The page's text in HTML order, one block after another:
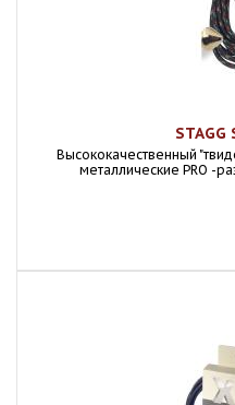
STAGG
Высококачественный
металлические PRO -